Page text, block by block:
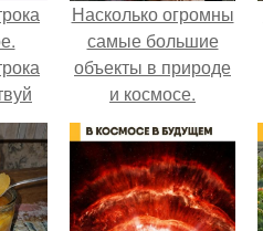
Насколько огромны
самые большие
объекты в природе
и космосе.